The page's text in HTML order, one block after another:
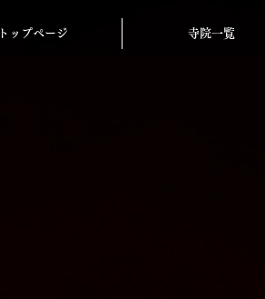
トップページ 寺院一覧
トップページ 寺院一覧